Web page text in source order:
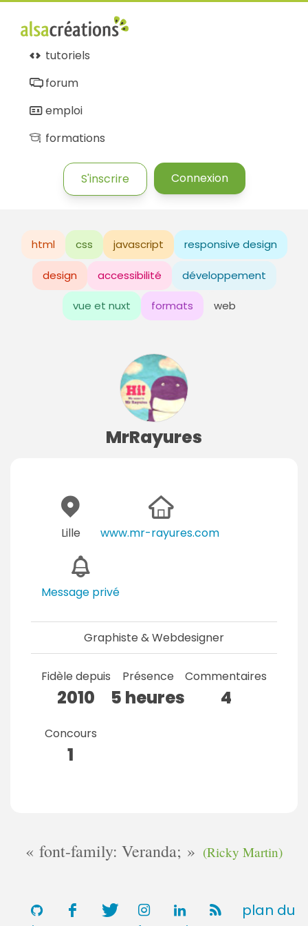
tutoriels
forum
emploi
formations
S'inscrire Connexion
html css javascript responsive design
design accessibilité développement
vue et nuxt formats web
MrRayures
Lille www.mr-rayures.com
Message privé
Graphiste & Webdesigner
Fidèle depuis
2010
Présence
5 heures
Commentaires
4
Concours
1
font-family: Veranda; (Ricky Martin)
plan du